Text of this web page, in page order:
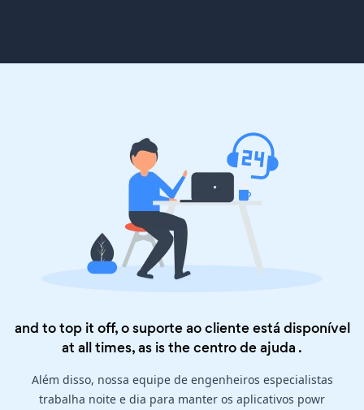
and to top it off, o suporte ao cliente está disponível
at all times, as is thecentro de ajuda .
Além disso, nossa equipe de engenheiros especialistas
trabalha noite e dia para manter os aplicativos powr